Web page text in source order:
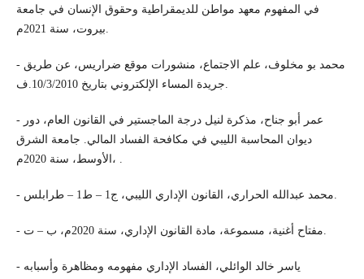
في المفهوم معهد مواطن للديمقراطية وحقوق الإنسان في جامعة
بيروت، سنة 2021م.
- محمد بو مخلوف، علم الاجتماع، منشورات موقع ضراريس، عن طريق
جريدة المساء الإلكتروني بتاريخ 10/3/2010.ف.
- عمر أبو جناح، مذكرة لنيل درجة الماجستير في القانون العام، دور
ديوان المحاسبة الليبي في مكافحة الفساد المالي. جامعة الشرق
الأوسط، سنة 2020م، .
- محمد عبدالله الحراري، القانون الإداري الليبي، ج1 – ط1 – طرابلس.
- مفتاح أغنية، مسموعة، مادة القانون الإداري، سنة 2020م، ب – ت.
- ياسر خالد الوائلي، الفساد الإداري مفهومه ومظاهرة وأسبابه